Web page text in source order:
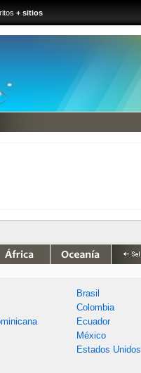
+ sitios
Brasil
Colombia
Ecuador
México
Estados Unidos